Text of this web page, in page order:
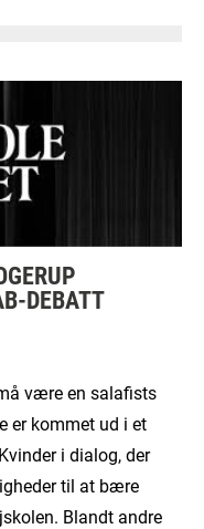
DEBATT
være en salafists
er kommet ud i et
i dialog, der
til at bære
Blandt andre